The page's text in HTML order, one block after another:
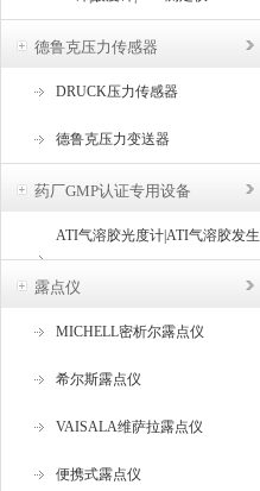
德鲁克压力传感器
DRUCK压力传感器
德鲁克压力变送器
药厂GMP认证专用设备
ATI气溶胶光度计|ATI气溶胶发生
器
露点仪
MICHELL密析尔露点仪
希尔斯露点仪
VAISALA维萨拉露点仪
便携式露点仪